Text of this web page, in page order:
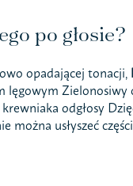
po głosie?
opadającej tonacji,
lęgowym
odgłosy
można usłyszeć